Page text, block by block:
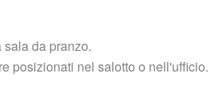
da pranzo.
posizionati nel salotto o nell'ufficio.